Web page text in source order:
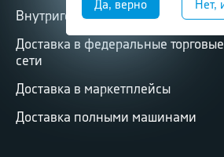
Внутригородская доставка
Доставка в федеральные торговые
сети
Доставка в маркетплейсы
Доставка полными машинами